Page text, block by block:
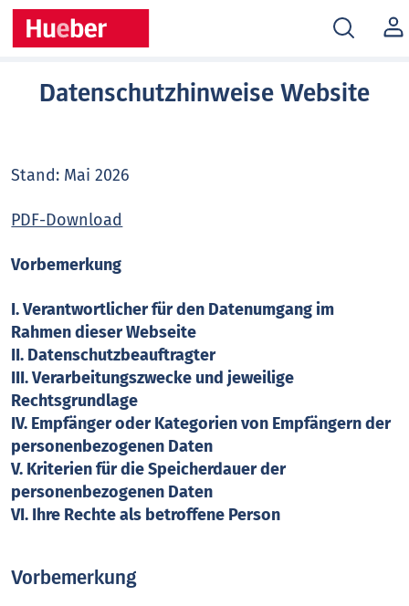
MEIN
Datenschutzhinweise Website
Stand: Mai 2026
PDF-Download
Vorbemerkung
I. Verantwortlicher für den Datenumgang im
Rahmen dieser Webseite
II. Datenschutzbeauftragter
III. Verarbeitungszwecke und jeweilige
Rechtsgrundlage
IV. Empfänger oder Kategorien von Empfängern der
personenbezogenen Daten
V. Kriterien für die Speicherdauer der
personenbezogenen Daten
VI. Ihre Rechte als betroffene Person
Vorbemerkung